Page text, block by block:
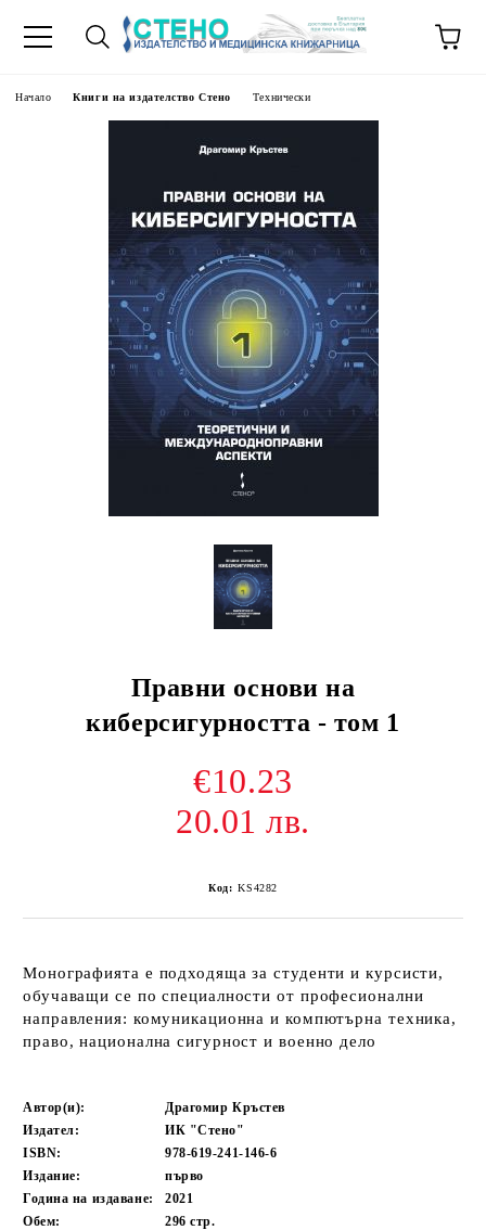
Начало Книги на издателство Стено Технически
Правни основи на
киберсигурността - том 1
€10.23
20.01 лв.
Код: KS4282
Монографията е подходяща за студенти и курсисти,
обучаващи се по специалности от професионални
направления: комуникационна и компютърна техника,
право, национална сигурност и военно дело
Автор(и):
Драгомир Кръстев
Издател:
ИК "Стено"
ISBN:
978-619-241-146-6
Издание:
първо
Година на издаване:
2021
Обем:
296стр.